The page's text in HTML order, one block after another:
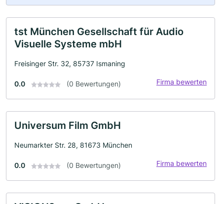
tst München Gesellschaft für Audio
Visuelle Systeme mbH
Freisinger Str. 32, 85737 Ismaning
0.0 (0 Bewertungen) Firma bewerten
Universum Film GmbH
Neumarkter Str. 28, 81673 München
0.0 (0 Bewertungen) Firma bewerten